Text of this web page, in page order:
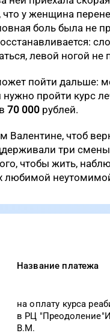
у женщина
боль была не
левой ногой не
пойти дальше:
нужно пройти курс
70 000 рублей.
Валентине, чтоб
три
чтобы жить,
любимой
Название платежа
на оплату курса
в РЦ
В.М.